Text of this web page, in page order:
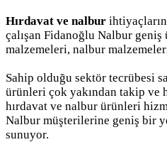
Hırdavat ve nalbur
çalışan Fidanoğlu Nalbur
malzemeleri, nalbur malzemeleri
Sahip olduğu sektör tecrübesi
ürünleri çok yakından takip ve
hırdavat ve nalbur ürünleri
Nalbur müşterilerine geniş bir
sunuyor.